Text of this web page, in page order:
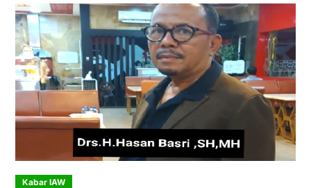
Kabar IAW